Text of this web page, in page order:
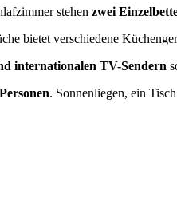
stehen zwei
bietet verschiedene
internationalen TV-Sendern
. Sonnenliegen, ein